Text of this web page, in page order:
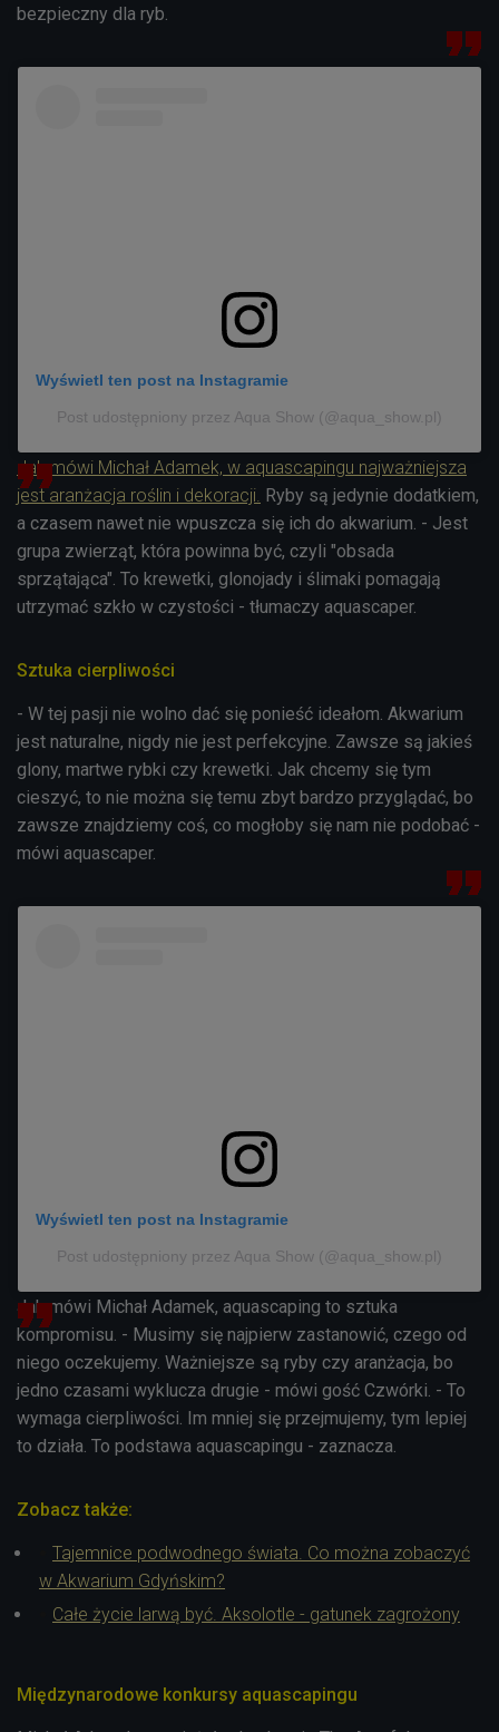
bezpieczny dla ryb.
Wyświetl ten post na Instagramie
Post udostępniony przez Aqua Show (@aqua_show.pl)
Jak mówi Michał Adamek, w aquascapingu najważniejsza
jest aranżacja roślin i dekoracji. Ryby są jedynie dodatkiem,
a czasem nawet nie wpuszcza się ich do akwarium. - Jest
grupa zwierząt, która powinna być, czyli "obsada
sprzątająca". To krewetki, glonojady i ślimaki pomagają
utrzymać szkło w czystości - tłumaczy aquascaper.
Sztuka cierpliwości
- W tej pasji nie wolno dać się ponieść ideałom. Akwarium
jest naturalne, nigdy nie jest perfekcyjne. Zawsze są jakieś
glony, martwe rybki czy krewetki. Jak chcemy się tym
cieszyć, to nie można się temu zbyt bardzo przyglądać, bo
zawsze znajdziemy coś, co mogłoby się nam nie podobać -
mówi aquascaper.
Wyświetl ten post na Instagramie
Post udostępniony przez Aqua Show (@aqua_show.pl)
Jak mówi Michał Adamek, aquascaping to sztuka
kompromisu. - Musimy się najpierw zastanowić, czego od
niego oczekujemy. Ważniejsze są ryby czy aranżacja, bo
jedno czasami wyklucza drugie - mówi gość Czwórki. - To
wymaga cierpliwości. Im mniej się przejmujemy, tym lepiej
to działa. To podstawa aquascapingu - zaznacza.
Zobacz także:
Tajemnice podwodnego świata. Co można zobaczyć
w Akwarium Gdyńskim?
Całe życie larwą być. Aksolotle - gatunek zagrożony
Międzynarodowe konkursy aquascapingu